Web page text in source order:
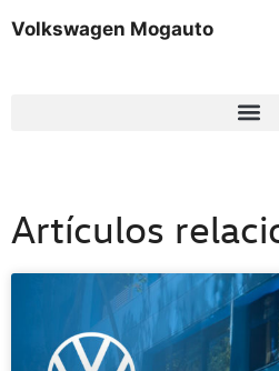
Volkswagen Mogauto
Artículos